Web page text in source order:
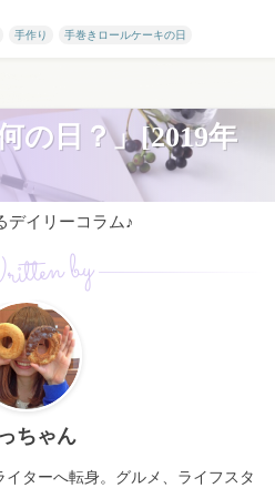
手作り 手巻きロールケーキの日
の日？」[2019年
デイリーコラム♪
by
ちゃん
ターへ転身。グルメ、ライフスタ